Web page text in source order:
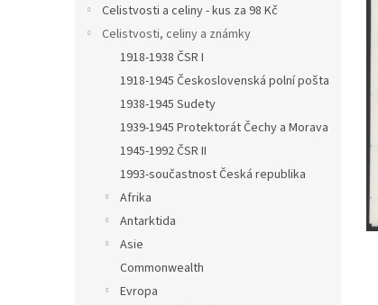
Celistvosti a celiny - kus za 98 Kč
Celistvosti, celiny a známky
1918-1938 ČSR I
1918-1945 Československá polní pošta
1938-1945 Sudety
1939-1945 Protektorát Čechy a Morava
1945-1992 ČSR II
1993-součastnost Česká republika
Afrika
Antarktida
Asie
Commonwealth
Evropa